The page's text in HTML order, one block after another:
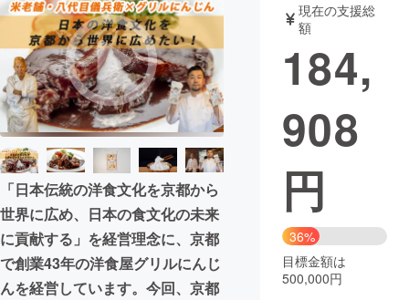
テクノロジー・ガジェット
映像・映画 書籍・雑誌
ビジネス・起業 チャレンジ
まちづくり・地域活性化
CAMPFIRE for Social Good
CAMPFIRE Creation
CAMPFIREふるさと納税machi-ya コミュニティ
「日本伝統の洋食文化を京都から
世界に広め、日本の食文化の未来
に貢献する」を経営理念に、京都
で創業43年の洋食屋グリルにんじ
んを経営しています。今回、京都
現在の支援総
額
184,
908
円
36%
目標金額は
500,000円